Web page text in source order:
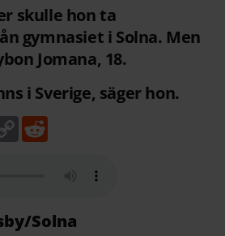
skulle hon ta
gymnasiet i Solna. Men
Jomana, 18.
i Sverige, säger hon.
C
o
k Solna